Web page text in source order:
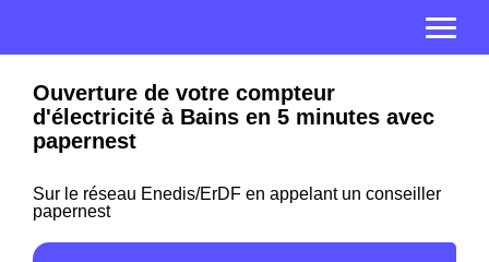
Ouverture de votre compteur
d'électricité à Bains en 5 minutes avec
papernest
Sur le réseau Enedis/ErDF en appelant un conseiller
papernest